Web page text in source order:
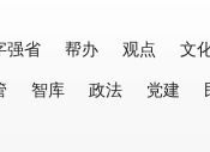
强省 帮办 观点 文
智库 政法 党建